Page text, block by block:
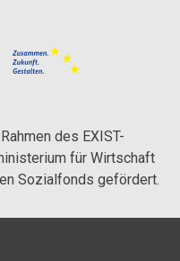
des EXIST-
für Wirtschaft
Sozialfonds gefördert.